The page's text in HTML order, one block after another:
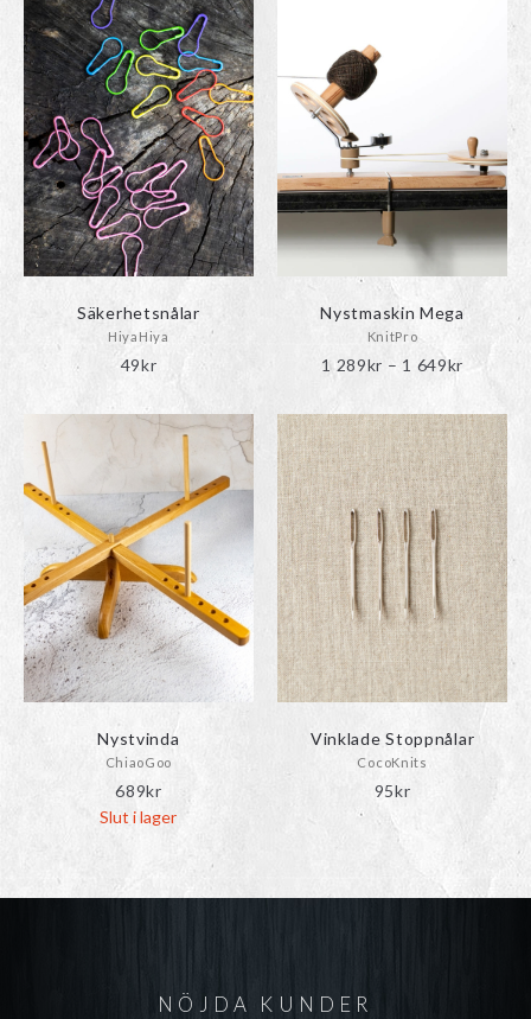
Säkerhetsnålar
HiyaHiya
49kr
här
produkten
har
flera
varianter.
De
olika
alternativen
kan
väljas
på
Nystmaskin Mega
KnitPro
1 289kr – 1 649kr
289kr
till
1
649kr
De
olika
alternativen
väljas
på
produktsidan
Nystvinda
ChiaoGoo
689kr
Slut i lager
Vinklade Stoppnålar
CocoKnits
95kr
NÖJDA KUNDER